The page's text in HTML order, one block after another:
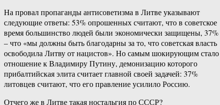
На провал пропаганды антисоветизма в Литве указывают
следующие ответы: 53% опрошенных считают, что в советское
время большинство людей были экономически защищены, 37%
– что «мы должны быть благодарны за то, что советская власть
освободила Литву от нацистов». Но самым шокирующим стало
отношение к Владимиру Путину, демонизацию которого
прибалтийская элита считает главной своей задачей: 37%
литовцев считают, что его правление усилило Россию.
Отчего же в Литве такая ностальгия по СССР?